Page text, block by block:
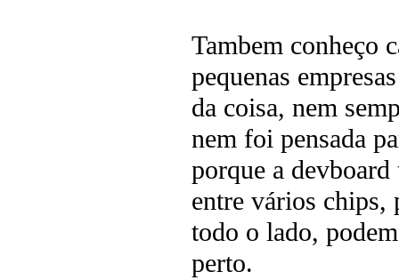
Tambem conheço
pequenas
da coisa, nem
nem foi pensada
porque a
entre vários chips,
todo o lado,
perto.